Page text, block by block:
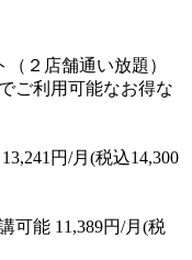
２店舗通い放題）
ご利用可能なお得な
円/月(税込14,300
可能 11,389円/月(税